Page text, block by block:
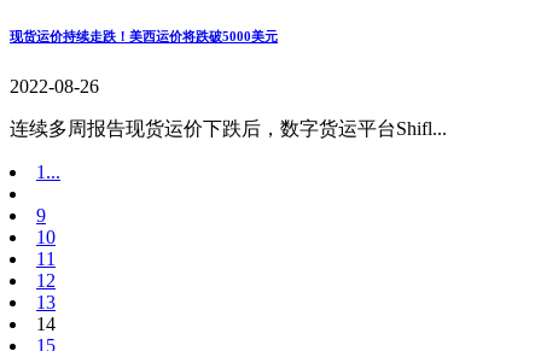
现货运价持续走跌！美西运价将跌破5000美元
2022-08-26
连续多周报告现货运价下跌后，数字货运平台Shifl...
1...
9
10
11
12
13
14
15